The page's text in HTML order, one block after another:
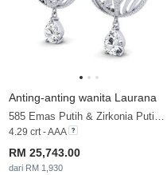
Anting-anting wanita Laurana
585 Emas Putih & Zirkonia Putih & Berlian
4.29 crt - AAA
RM 25,743.00
dari RM 1,930